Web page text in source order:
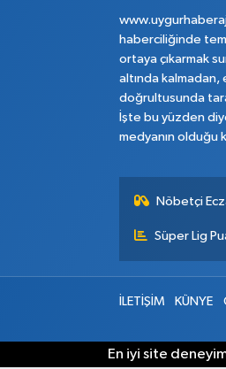
haberciliğinde
ortaya çıkarmak
altında kalmadan,
doğrultusunda
İşte bu yüzden
medyanın olduğu
Nöbetçi
Süper Lig
İLETİŞİM KÜNYE
En iyi site